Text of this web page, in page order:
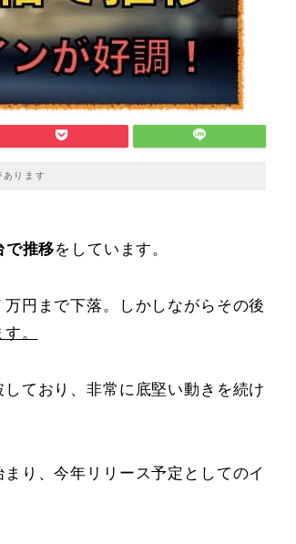
あります
で推移をしています。
円まで下落。しかしながらその後
。
ており、非常に底堅い動きを続け
り、今年リリース予定としてのイ